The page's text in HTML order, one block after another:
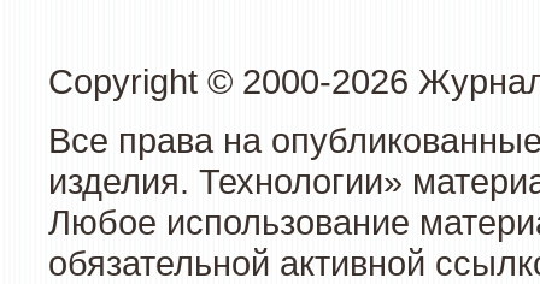
Copyright © 2000-2026
Все права на
изделия. Технологии»
Любое использование
обязательной активной